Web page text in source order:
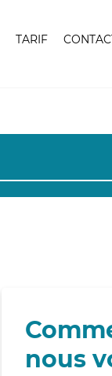
TARIF
nous